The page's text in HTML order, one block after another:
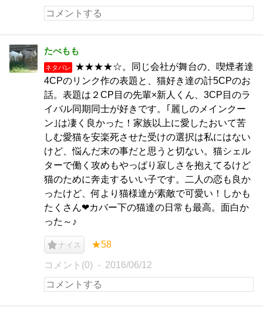
たべもも
ネタバレ
★★★★☆。同じ会社が舞台の、喫煙者達
4CPのリンク作の表題と、猫好き達の計5CPのお
話。表題は２CP目の先輩×新人くん、3CP目のラ
イバル同期同士が好きです。｢麗しのメインクー
ン｣は凄く良かった！家族以上に愛したおいて苦
しむ愛猫を安楽死させた受けの選択は私にはない
けど、悩んだ末の事だと思うと切ない。猫シェル
ターで働く攻めもやっぱり寂しさを抱えてるけど
猫のために奔走するいい子です。二人の恋も良か
ったけど、何より猫様達が素敵で可愛い！しかも
たくさん❤カバー下の猫達の日常も最高。面白か
った～♪
ナイス ★58
コメント(0) 2016/06/12